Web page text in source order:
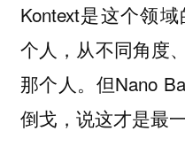
Kontext是这个领
个人，从不同角度
那个人。但Nano
倒戈，说这才是最